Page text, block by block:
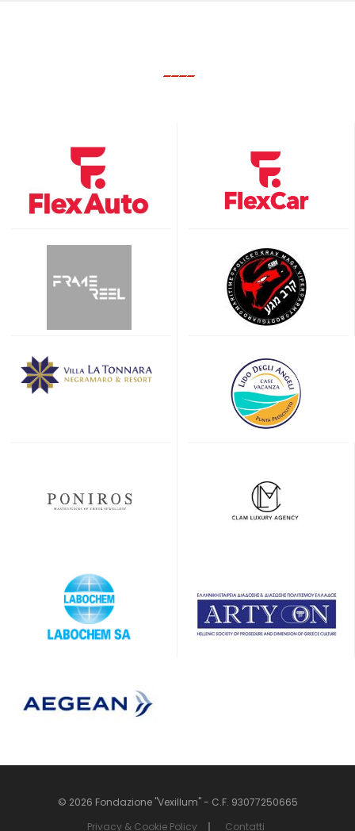
© 2026 Fondazione "Vexillum" - C.F. 93077250665
Privacy & Cookie Policy
Contatti